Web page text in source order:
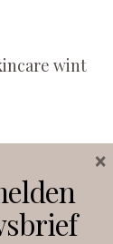
wint
×